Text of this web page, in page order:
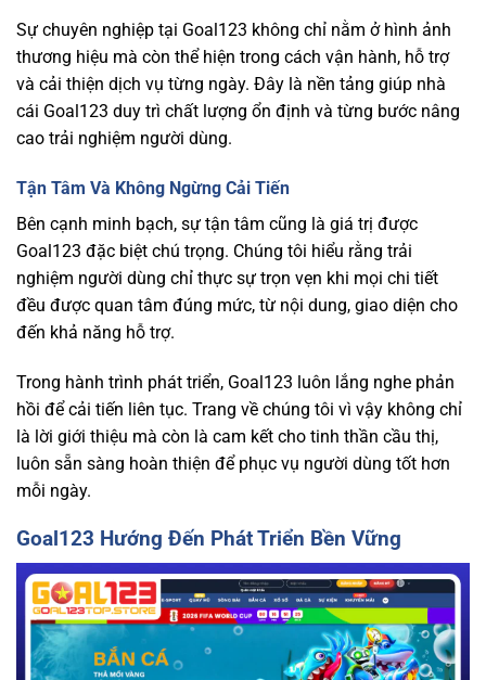
Sự chuyên nghiệp tại Goal123 không chỉ nằm ở hình ảnh
thương hiệu mà còn thể hiện trong cách vận hành, hỗ trợ
và cải thiện dịch vụ từng ngày. Đây là nền tảng giúp nhà
cái Goal123 duy trì chất lượng ổn định và từng bước nâng
cao trải nghiệm người dùng.
Tận Tâm Và Không Ngừng Cải Tiến
Bên cạnh minh bạch, sự tận tâm cũng là giá trị được
Goal123 đặc biệt chú trọng. Chúng tôi hiểu rằng trải
nghiệm người dùng chỉ thực sự trọn vẹn khi mọi chi tiết
đều được quan tâm đúng mức, từ nội dung, giao diện cho
đến khả năng hỗ trợ.
Trong hành trình phát triển, Goal123 luôn lắng nghe phản
hồi để cải tiến liên tục. Trang về chúng tôi vì vậy không chỉ
là lời giới thiệu mà còn là cam kết cho tinh thần cầu thị,
luôn sẵn sàng hoàn thiện để phục vụ người dùng tốt hơn
mỗi ngày.
Goal123 Hướng Đến Phát Triển Bền Vững